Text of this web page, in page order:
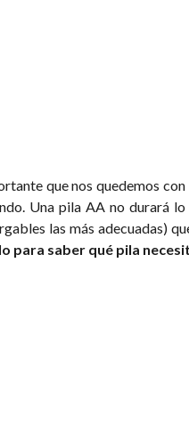
que nos quedemos con
Una pila AA no durará
las más adecuadas)
para saber qué pila